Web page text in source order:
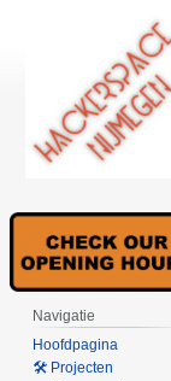
Navigatie
Hoofdpagina
🛠 Projecten